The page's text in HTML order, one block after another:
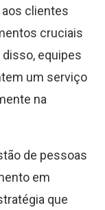
clientes
cruciais
disso, equipes
um serviço
na
de pessoas
em
que